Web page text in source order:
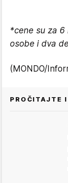
*cene su za 6
osobe i dva
(MONDO/
PROČITAJTE I